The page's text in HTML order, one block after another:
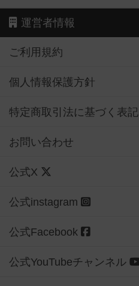
運営者情報
ご利用規約
個人情報保護方針
特定商取引法に基づく表記
お問い合わせ
公式X
公式instagram
公式Facebook
公式YouTubeチャンネル